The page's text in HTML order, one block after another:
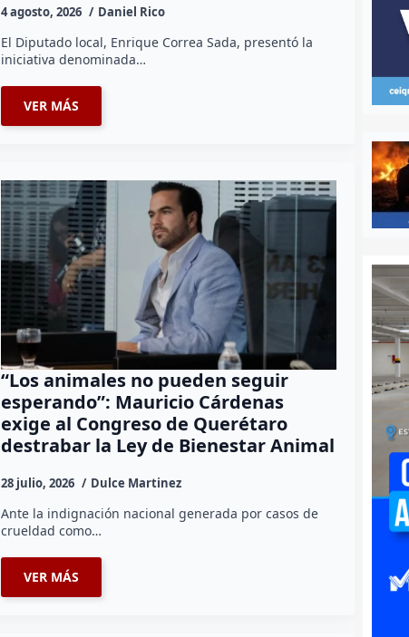
4 agosto, 2026 Daniel Rico
El Diputado local, Enrique Correa Sada, presentó la
iniciativa denominada…
VER MÁS
“Los animales no pueden seguir
esperando”: Mauricio Cárdenas
exige al Congreso de Querétaro
destrabar la Ley de Bienestar Animal
28 julio, 2026 Dulce Martinez
Ante la indignación nacional generada por casos de
crueldad como…
VER MÁS